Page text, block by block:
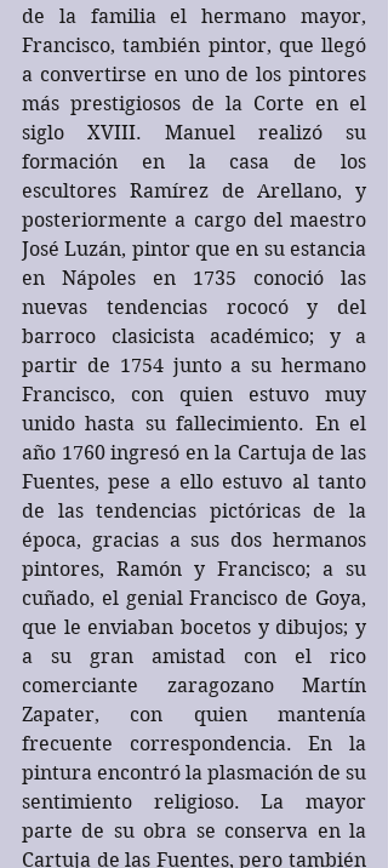
de la familia el hermano mayor,
Francisco, también pintor, que llegó
a convertirse en uno de los pintores
más prestigiosos de la Corte en el
siglo XVIII. Manuel realizó su
formación en la casa de los
escultores Ramírez de Arellano, y
posteriormente a cargo del maestro
José Luzán, pintor que en su estancia
en Nápoles en 1735 conoció las
nuevas tendencias rococó y del
barroco clasicista académico; y a
partir de 1754 junto a su hermano
Francisco, con quien estuvo muy
unido hasta su fallecimiento. En el
año 1760 ingresó en la Cartuja de las
Fuentes, pese a ello estuvo al tanto
de las tendencias pictóricas de la
época, gracias a sus dos hermanos
pintores, Ramón y Francisco; a su
cuñado, el genial Francisco de Goya,
que le enviaban bocetos y dibujos; y
a su gran amistad con el rico
comerciante zaragozano Martín
Zapater, con quien mantenía
frecuente correspondencia. En la
pintura encontró la plasmación de su
sentimiento religioso. La mayor
parte de su obra se conserva en la
Cartuja de las Fuentes, pero también